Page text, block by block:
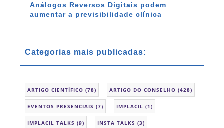
Análogos Reversos Digitais podem
aumentar a previsibilidade clínica
Categorias mais publicadas:
ARTIGO CIENTÍFICO (78) ARTIGO DO CONSELHO (428)
EVENTOS PRESENCIAIS (7) IMPLACIL (1)
IMPLACIL TALKS (9) INSTA TALKS (3)